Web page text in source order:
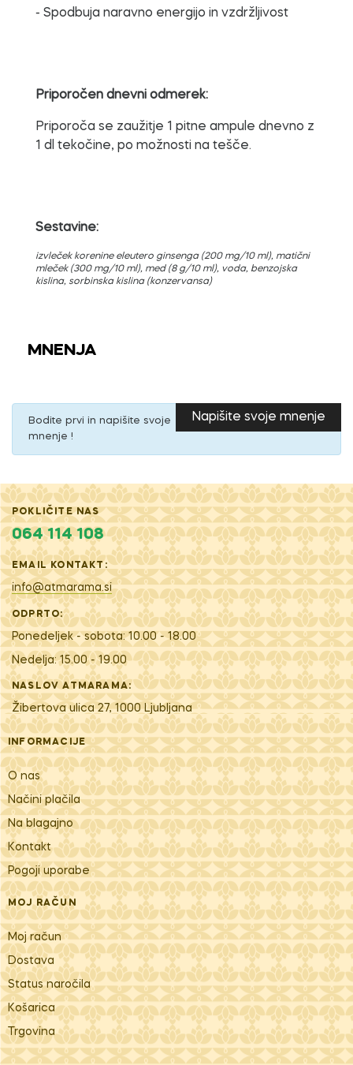
- Spodbuja naravno energijo in vzdržljivost
Priporočen dnevni odmerek:
Priporoča se zaužitje 1 pitne ampule dnevno z
1 dl tekočine, po možnosti na tešče.
Sestavine:
izvleček korenine eleutero ginsenga (200 mg/10 ml), matični
mleček (300 mg/10 ml), med (8 g/10 ml), voda, benzojska
kislina, sorbinska kislina (konzervansa)
MNENJA
Napišite svoje mnenje
Bodite prvi in napišite svoje
mnenje !
POKLIČITE NAS
064 114 108
EMAIL KONTAKT:
info@atmarama.si
ODPRTO:
Ponedeljek - sobota: 10.00 - 18.00
Nedelja: 15.00 - 19.00
NASLOV ATMARAMA:
Žibertova ulica 27, 1000 Ljubljana
INFORMACIJE
O nas
Načini plačila
Na blagajno
Kontakt
Pogoji uporabe
MOJ RAČUN
Moj račun
Dostava
Status naročila
Košarica
Trgovina